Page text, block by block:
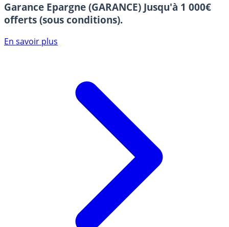
Garance Epargne (GARANCE) Jusqu'à 1 000€
offerts (sous conditions).
En savoir plus